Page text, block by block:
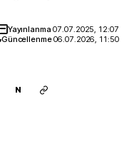
Yayınlanma07.07.2025, 12:07
Güncellenme06.07.2026, 11:50
N